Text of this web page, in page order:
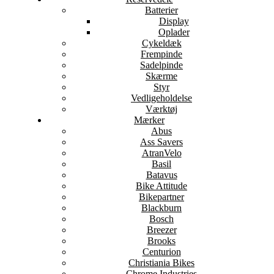
Batterier
Display
Oplader
Cykeldæk
Frempinde
Sadelpinde
Skærme
Styr
Vedligeholdelse
Værktøj
Mærker
Abus
Ass Savers
AtranVelo
Basil
Batavus
Bike Attitude
Bikepartner
Blackburn
Bosch
Breezer
Brooks
Centurion
Christiania Bikes